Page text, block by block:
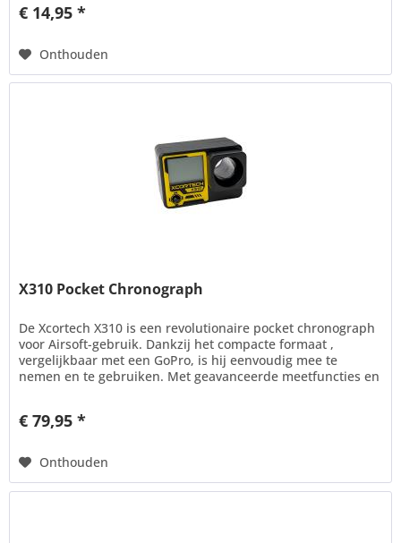
€ 14,95 *
Onthouden
X310 Pocket Chronograph
De Xcortech X310 is een revolutionaire pocket chronograph
voor Airsoft-gebruik. Dankzij het compacte formaat ,
vergelijkbaar met een GoPro, is hij eenvoudig mee te
nemen en te gebruiken. Met geavanceerde meetfuncties en
€ 79,95 *
Onthouden